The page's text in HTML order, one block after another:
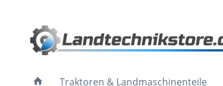
Traktoren & Landmaschinenteile